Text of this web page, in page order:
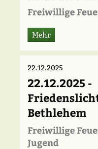
Freiwillige
Mehr
22.12.2025
22.12.2025 -
Bethlehem
Freiwillige
Jugend